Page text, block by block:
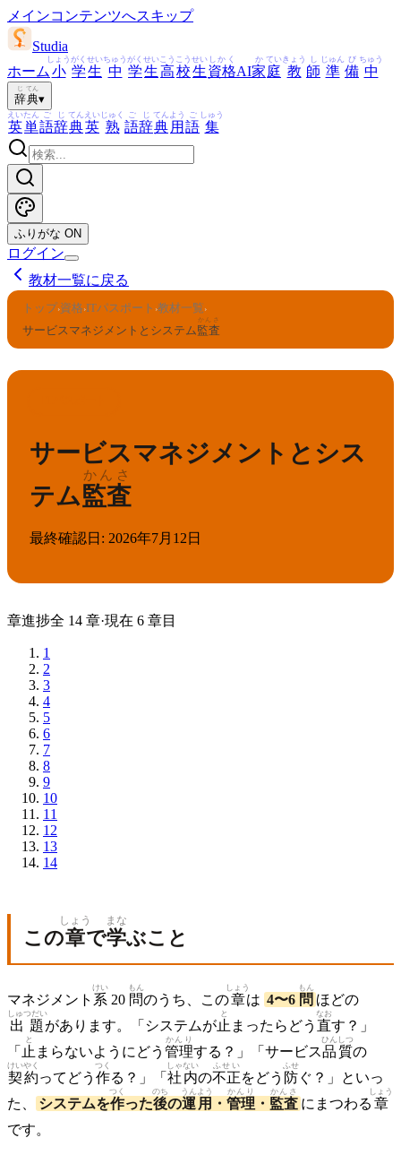
メインコンテンツへスキップ
Studia
ホーム 小
しょう
学
がく
生
せい
中
ちゅう
学
がく
生
せい
高
こう
校
こう
生
せい
資格
しかく
AI家
か
庭
てい
教
きょう
師
し
準
じゅん
備
び
中
ちゅう
辞
じ
典
てん
▾
英
えい
単
たん
語
ご
辞
じ
典
てん
英
えい
熟
じゅく
語
ご
辞
じ
典
てん
用
よう
語
ご
集
しゅう
ふりがな ON
ログイン
教材一覧に戻る
トップ›資格›ITパスポート ›教材一覧›
サービスマネジメントとシステム監査
かんさ
サービスマネジメントとシス
テム監査
かんさ
最終確認日 : 2026年7月12日
章進捗全 14 章·現在 6 章目
1
2
3
4
5
6
7
8
9
10
11
12
13
14
この章
しょう
で学
まな
ぶこと
マネジメント 系
けい
20 問
もん
のうち、この章
しょう
は 4〜6 問
もん
ほどの
出題
しゅつだい
があります。「システムが止
と
まったらどう 直
なお
す？」
「 止
と
まらないようにどう 管理
かんり
する？」「サービス品質
ひんしつ
の
契約
けいやく
ってどう 作
つく
る？」「 社内
しゃない
の不正
ふせい
をどう 防
ふせ
ぐ？」といっ
た、
システムを作
つく
った後
のち
の運用
うんよう
・ 管理
かんり
・ 監査
かんさ
にまつわる 章
しょう
です。